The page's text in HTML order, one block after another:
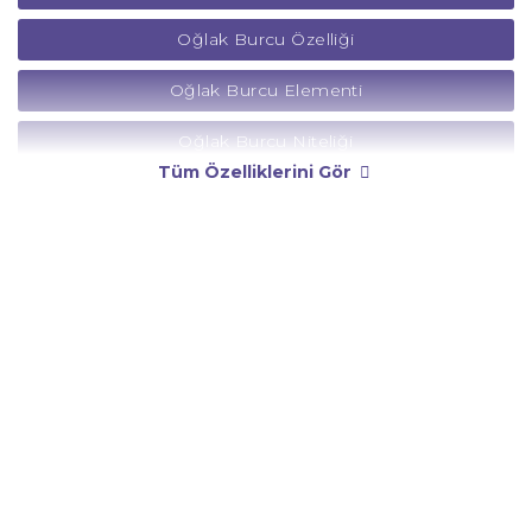
Oğlak Burcu Özelliği
Oğlak Burcu Elementi
Oğlak Burcu Niteliği
Tüm Özelliklerini Gör